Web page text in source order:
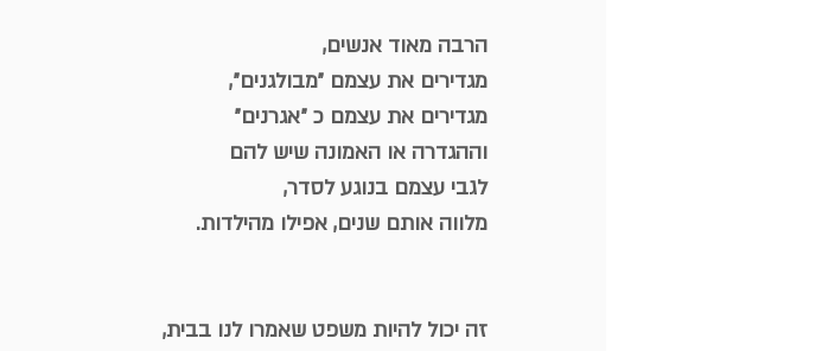
הרבה מאוד אנשים,
מגדירים את עצמם ״מבולגנים״,
מגדירים את עצמם כ ״אגרנים״
וההגדרה או האמונה שיש להם
לגבי עצמם בנוגע לסדר,
מלווה אותם שנים, אפילו מהילדות.
זה יכול להיות משפט שאמרו לנו בבית,